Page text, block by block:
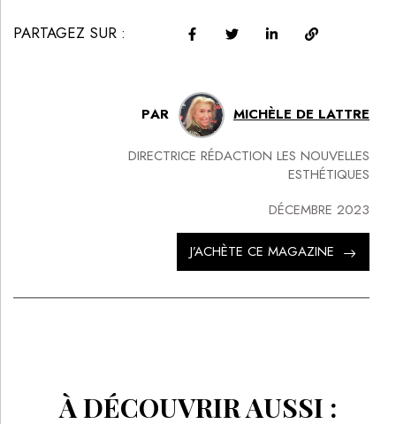
PARTAGEZ SUR :
PAR MICHÈLE DE LATTRE
DIRECTRICE RÉDACTION LES NOUVELLES
ESTHÉTIQUES
DÉCEMBRE 2023
J’ACHÈTE CE MAGAZINE
À DÉCOUVRIR AUSSI :